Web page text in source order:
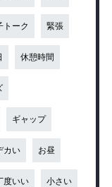
トーク 緊張
休憩時間
ギャップ
カい お昼
度いい 小さい